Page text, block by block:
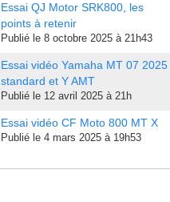
Essai QJ Motor SRK800, les
points à retenir
Publié le 8 octobre 2025 à 21h43
Essai vidéo Yamaha MT 07 2025
standard et Y AMT
Publié le 12 avril 2025 à 21h
Essai vidéo CF Moto 800 MT X
Publié le 4 mars 2025 à 19h53